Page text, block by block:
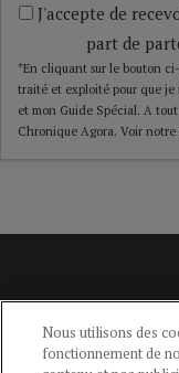
J'accepte de
part de
*En cliquant sur le bouton
traité et exploité pour que
et mon Guide Spécial. A
Chronique Agora. Voir notre
Nous utilisons des
fonctionnement de